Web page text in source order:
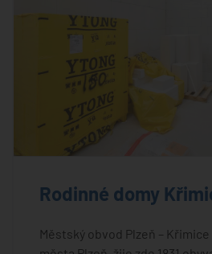
Rodinné domy
Městský obvod Plzeň – Křimice